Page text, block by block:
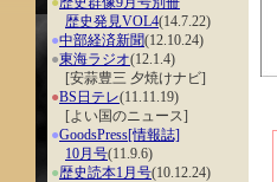
歴史発見VOL4(14.7.22)
●中部経済新聞(12.10.24)
●東海ラジオ(12.1.4)
[安蒜豊三 夕焼けナビ]
●BS日テレ(11.11.19)
[よい国のニュース]
●GoodsPress[情報誌]
10月号(11.9.6)
●歴史読本1月号(10.12.24)